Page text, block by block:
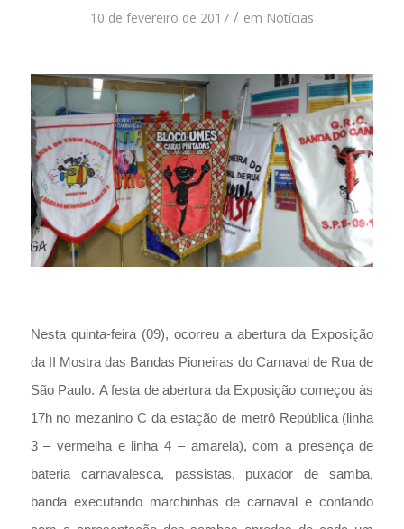
10 de fevereiro de 2017 / em Notícias
Nesta quinta-feira (09), ocorreu a abertura da Exposição
da II Mostra das Bandas Pioneiras do Carnaval de Rua de
São Paulo. A festa de abertura da Exposição começou às
17h no mezanino C da estação de metrô República (linha
3 – vermelha e linha 4 – amarela), com a presença de
bateria carnavalesca, passistas, puxador de samba,
banda executando marchinhas de carnaval e contando